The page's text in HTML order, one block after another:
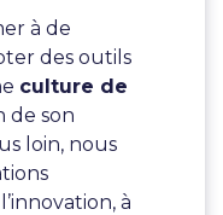
à de
des outils
culture de
de son
loin, nous
à